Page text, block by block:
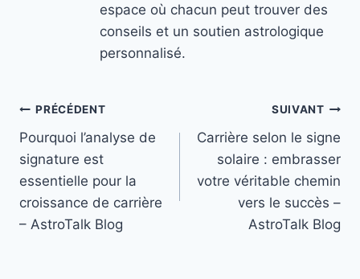
espace où chacun peut trouver des
conseils et un soutien astrologique
personnalisé.
Navigation
de
l’article
PRÉCÉDENT
Pourquoi l’analyse de
signature est
essentielle pour la
croissance de carrière
– AstroTalk Blog
SUIVANT
Carrière selon le signe
solaire : embrasser
votre véritable chemin
vers le succès –
AstroTalk Blog